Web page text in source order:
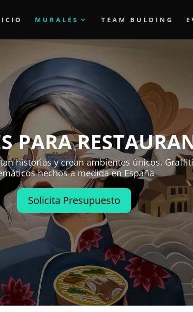
MURALES TEAM BULDING
PARA
historias y crean ambientes únicos.
hechos a medida en España
Solicita Presupuesto